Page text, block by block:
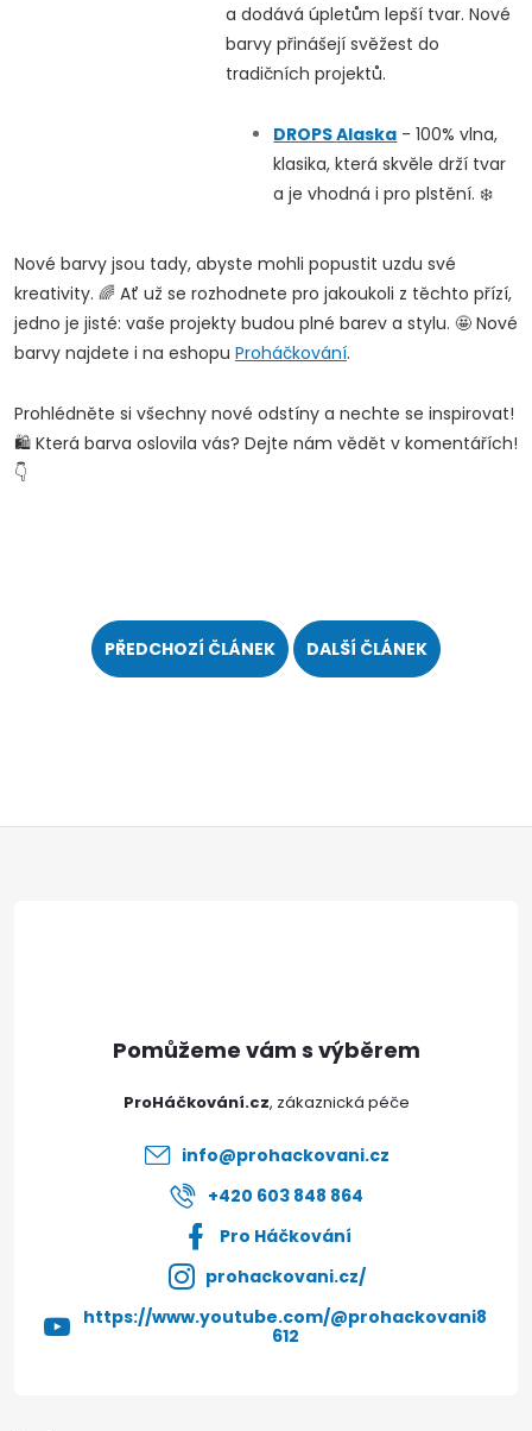
a dodává úpletům lepší tvar. Nové
barvy přinášejí svěžest do
tradičních projektů.
DROPSAlaska - 100% vlna,
klasika, která skvěle drží tvar
a je vhodná i pro plstění. ❄️
Nové barvy jsou tady, abyste mohli popustit uzdu své
kreativity. 🌈 Ať už se rozhodnete pro jakoukoli z těchto přízí,
jedno je jisté: vaše projekty budou plné barev a stylu. 🤩 Nové
barvy najdete i na eshopu Proháčkování.
Prohlédněte si všechny nové odstíny a nechte se inspirovat!
🛍️ Která barva oslovila vás? Dejte nám vědět v komentářích!
👇
PŘEDCHOZÍ ČLÁNEK DALŠÍ ČLÁNEK
ProHáčkování.cz
info@prohackovani.cz
+420 603 848 864
Pro Háčkování
prohackovani.cz/
https://www.youtube.com/@prohackovani8
612
Poslat